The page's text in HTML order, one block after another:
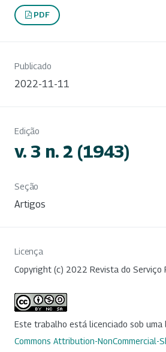
PDF
Publicado
2022-11-11
Edição
v. 3 n. 2 (1943)
Seção
Artigos
Licença
Copyright (c) 2022 Revista do Serviço
Este trabalho está licenciado sob uma
Commons Attribution-NonCommercial-